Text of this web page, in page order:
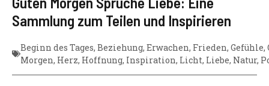
Sammlung zum Teilen und Inspirieren
Beginn des Tages, Beziehung, Erwachen, Frieden, Gefühle,
Morgen, Herz, Hoffnung, Inspiration, Licht, Liebe, Natur,